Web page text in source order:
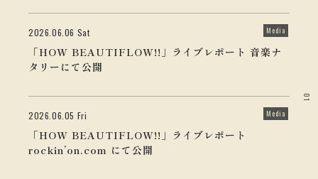
01
2026.06.06 Sat Media
「HOW BEAUTIFLOW!!」ライブレポート 音楽ナ
タリーにて公開
2026.06.05 Fri Media
「HOW BEAUTIFLOW!!」ライブレポート
rockin’on.com にて公開